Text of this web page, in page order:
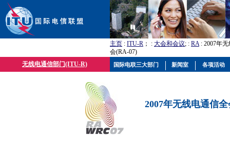
主页 : ITU-R ； : 大会和会议; : RA: 2007年
会(RA-07)
无线电通信部门(ITU-R)
2007年无线电通信
国际电联三大部门 新闻室 各项活动